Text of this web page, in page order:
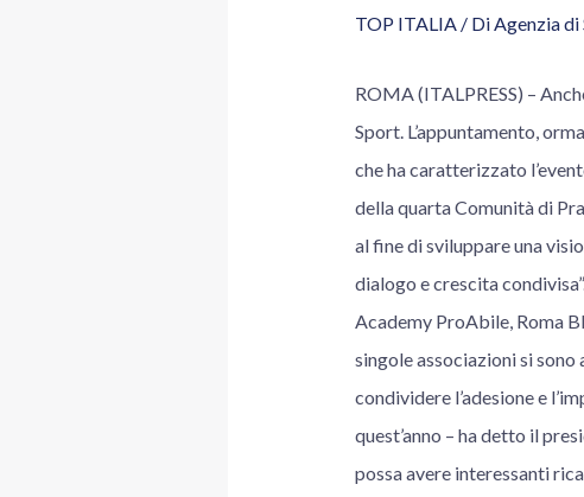
TOP ITALIA/ DiAgenzia di
ROMA (ITALPRESS) –
Sport. L’appuntamento,
che ha caratterizzato
della quarta Comunità di
al fine di sviluppare una
dialogo e crescita
Academy ProAbile, Roma
singole associazioni si
condividere l’adesione e
quest’anno – ha detto il
possa avere interessanti